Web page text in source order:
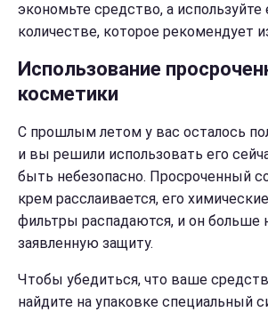
экономьте средство, а используйте
количестве, которое рекомендует
Использование
косметики
С прошлым летом у вас осталось
и вы решили использовать его
быть небезопасно. Просроченный
крем расслаивается, его
фильтры распадаются, и он больше
заявленную защиту.
Чтобы убедиться, что ваше
найдите на упаковке специальный